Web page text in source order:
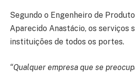
Segundo o Engenheiro de
Aparecido Anastácio, os serviços
instituições de todos os portes.
“Qualquer empresa que se